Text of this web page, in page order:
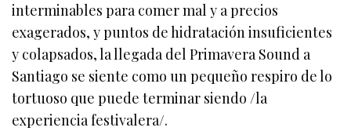
interminables para comer mal y a precios
exagerados, y puntos de hidratación insuficientes
y colapsados, la llegada del Primavera Sound a
Santiago se siente como un pequeño respiro de lo
tortuoso que puede terminar siendo /la
experiencia festivalera/.